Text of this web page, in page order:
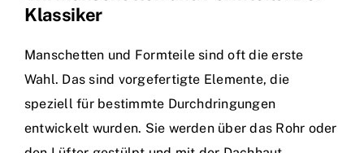
Klassiker
Manschetten und Formteile sind oft die erste
Wahl. Das sind vorgefertigte Elemente, die
speziell für bestimmte Durchdringungen
entwickelt wurden. Sie werden über das Rohr oder